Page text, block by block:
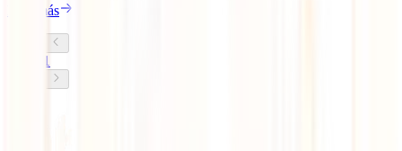
Leer más
1